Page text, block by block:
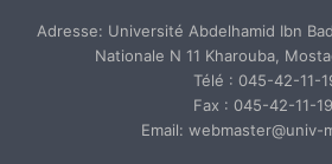
Adresse: Université Abdelhamid Ibn
Nationale N 11 Kharouba,
Télé : 045-42-11-
Fax : 045-42-11-19
Email: webmaster@univ-